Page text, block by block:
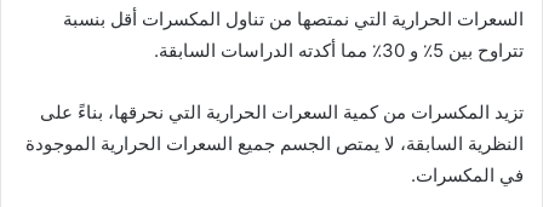
السعرات الحرارية التي نمتصها من تناول المكسرات أقل بنسبة
تتراوح بين 5٪ و 30٪ مما أكدته الدراسات السابقة.
تزيد المكسرات من كمية السعرات الحرارية التي نحرقها، بناءً على
النظرية السابقة، لا يمتص الجسم جميع السعرات الحرارية الموجودة
في المكسرات.